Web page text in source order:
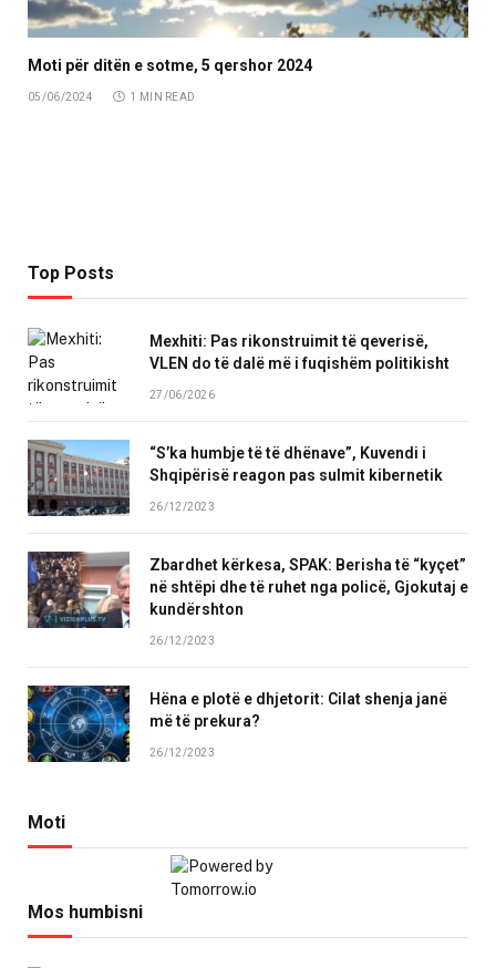
Moti për ditën e sotme, 5 qershor 2024
05/06/2024 1 MIN READ
Top Posts
Mexhiti: Pas rikonstruimit të qeverisë,
VLEN do të dalë më i fuqishëm politikisht
27/06/2026
“S’ka humbje të të dhënave”, Kuvendi i
Shqipërisë reagon pas sulmit kibernetik
26/12/2023
Zbardhet kërkesa, SPAK: Berisha të “kyçet”
në shtëpi dhe të ruhet nga policë, Gjokutaj e
kundërshton
26/12/2023
Hëna e plotë e dhjetorit: Cilat shenja janë
më të prekura?
26/12/2023
Moti
Mos humbisni